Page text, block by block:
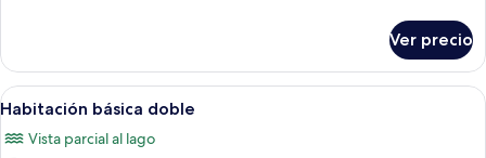
básica
doble
Ver precio
Abrir
todas
las
Una habitación con un amplio
4
Habitación básica doble
Vista parcial al lago